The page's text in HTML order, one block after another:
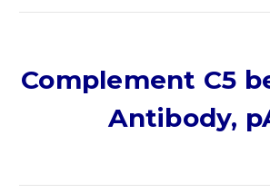
Complement C5
Antibody,